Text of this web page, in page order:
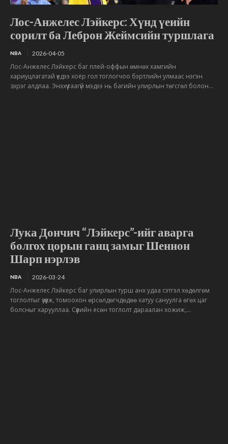
Лос-Анжелес Лэйкерс: Хүнд үеийн
сорилт ба Леброн Жеймсийн туршлага
NBA 2026-04-05
Лос-Анжелес Лэйкерс баг плей-оффын өмнөх хамгийн
хариуцлагатай үедээ хоёр гол тоглогчоо бэртлийн улмаас нэгэн
зэрэг алдлаа. Энэхүү таагүй мэдээ нь багийн улирлын төгсгөл болон...
Лука Дончич “Лэйкерс”-ийг аварга
болгох цорын ганц замыг Шеннон
Шарп нэрлэв
NBA 2026-03-24
Лос-Анжелес Лэйкерс баг улирлын турш анх удаа сэтгэл хөдөлгөм
тоглолтыг үзүүлж, томоохон өрсөлдөгчдөдөө хатуу сануулга өгөх цаг
болсныг харууллаа. Сүүлийн есөн тоглолт дараалан хожиж,...